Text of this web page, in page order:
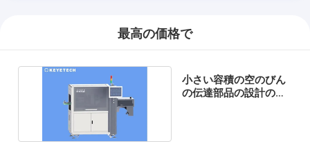
最高の価格で
小さい容積の空のびん
の伝達部品の設計の視